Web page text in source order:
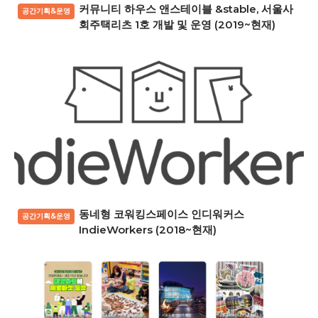
공간기획&운영
커뮤니티 하우스 앤스테이블 &stable, 서울사
회주택리츠 1호 개발 및 운영 (2019~현재)
공간기획&운영
동네형 코워킹스페이스 인디워커스
IndieWorkers (2018~현재)